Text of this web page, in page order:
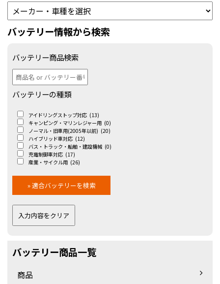
バッテリー情報から検索
バッテリー商品検索
バッテリーの種類
アイドリングストップ対応 (13)
キャンピング・マリンレジャー用 (0)
ノーマル・旧車用(2005年以前) (20)
ハイブリッド車対応 (12)
バス・トラック・船舶・建設機械 (0)
充電制御車対応 (17)
産業・サイクル用 (26)
バッテリー商品一覧
商品